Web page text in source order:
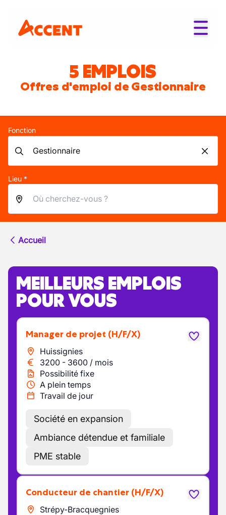
5 EMPLOIS
Offres d'emploi de Gestionnaire
Fonction
Lieu *
Accueil
MEILLEURS EMPLOIS
POUR VOUS
Manager de projet (H/F/X)
Huissignies
3200 - 3600 / mois
Possibilité fixe
A plein temps
Travail de jour
Société en expansion
Ambiance détendue et familiale
PME stable
Conducteur de chantier (H/F/X)
Strépy-Bracquegnies